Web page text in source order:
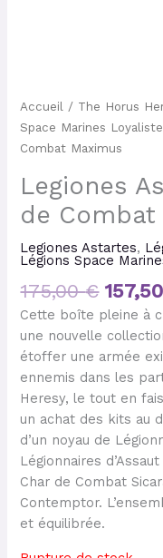
Accueil / The Horus
Space Marines
Combat Maximus
Legiones
de Combat
Legiones Astartes,
Légions Space
175,00€ 157,50
Cette boîte pleine à
une nouvelle
étoffer une armée
ennemis dans les
Heresy, le tout en
un achat des kits au
d’un noyau de
Légionnaires
Char de Combat
Contemptor.
et équilibrée.